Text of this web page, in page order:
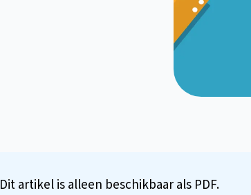
Dit artikel is alleen beschikbaar als PDF.